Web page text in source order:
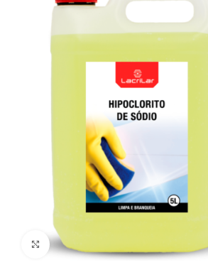
Clique para ampliar